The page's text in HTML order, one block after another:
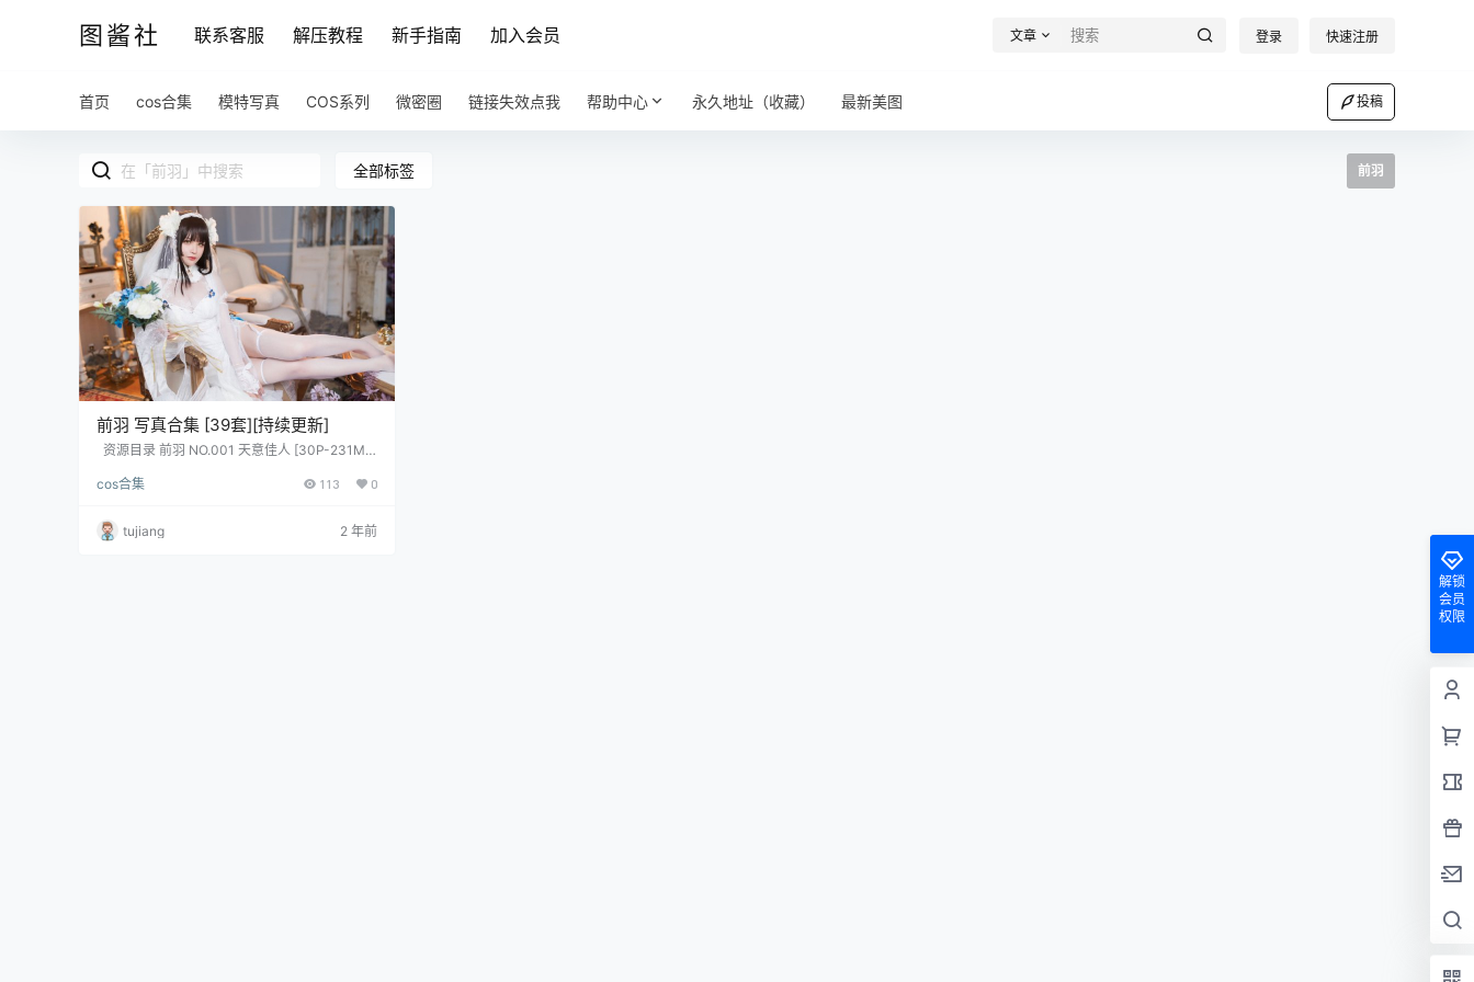
图酱社 联系客服 解压教程 新手指南 加入会员 文章 登录 快速注册
首页 cos合集 模特写真 COS系列 微密圈 链接失效点我 帮助中心 永久地址（收藏） 最新美图 投稿
全部标签 前羽
前羽 写真合集 [39套][持续更新]
资源目录 前羽 NO.001 天意佳人 [30P-231M
O.003 碧蓝航线 光辉 [17P-209MB] 前羽 NO.0
袍 [17P-108MB] 前羽 NO.006 幻想 金莲 [30P-
260MB] 2023.5.29 前羽 NO.00…
cos合集 113 0
tujiang 2 年前
解锁
会员
权限